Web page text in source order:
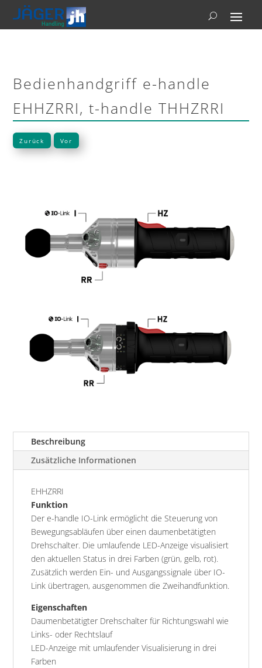
Bedienhandgriff e-handle
EHHZRRI, t-handle THHZRRI
Zurück Vor
Beschreibung
Zusätzliche Informationen
EHHZRRI
Funktion
Der e-handle IO-Link ermöglicht die Steuerung von
Bewegungsabläufen über einen daumenbetätigten
Drehschalter. Die umlaufende LED-Anzeige visualisiert
den aktuellen Status in drei Farben (grün, gelb, rot).
Zusätzlich werden Ein- und Ausgangssignale über IO-
Link übertragen, ausgenommen die Zweihandfunktion.
Eigenschaften
Daumenbetätigter Drehschalter für Richtungswahl wie
Links- oder Rechtslauf
LED-Anzeige mit umlaufender Visualisierung in drei
Farben